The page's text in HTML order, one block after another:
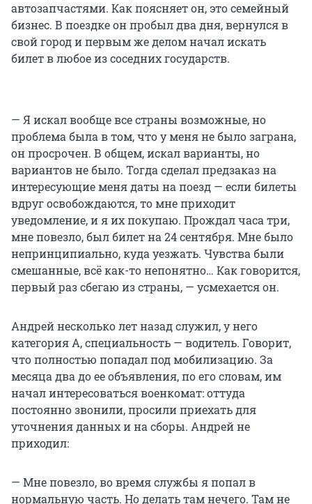
автозапчастями. Как поясняет он, это семейный
бизнес. В поездке он пробыл два дня, вернулся в
свой город и первым же делом начал искать
билет в любое из соседних государств.
— Я искал вообще все страны возможные, но
проблема была в том, что у меня не было заграна,
он просрочен. В общем, искал варианты, но
вариантов не было. Тогда сделал предзаказ на
интересующие меня даты на поезд — если билеты
вдруг освобождаются, то мне приходит
уведомление, и я их покупаю. Прождал часа три,
мне повезло, был билет на 24 сентября. Мне было
непринципиально, куда уезжать. Чувства были
смешанные, всё как-то непонятно… Как говорится,
первый раз сбегаю из страны, — усмехается он.
Андрей несколько лет назад служил, у него
категория А, специальность — водитель. Говорит,
что полностью попадал под мобилизацию. За
месяца два до ее объявления, по его словам, им
начал интересоваться военкомат: оттуда
постоянно звонили, просили приехать для
уточнения данных и на сборы. Андрей не
приходил:
— Мне повезло, во время службы я попал в
нормальную часть. Но делать там нечего. Там не